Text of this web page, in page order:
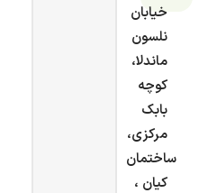
خیابان
نلسون
ماندلا،
کوچه
بابک
مرکزی،
ساختمان
کیان ،